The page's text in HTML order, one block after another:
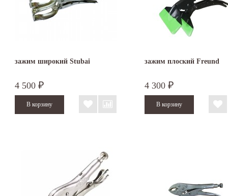
зажим широкий Stubai
4 500 ₽
зажим плоский Freund
4 300 ₽